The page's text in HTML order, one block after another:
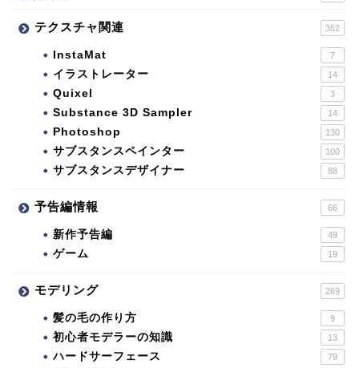
テクスチャ関連 362
InstaMat 7
イラストレーター 14
Quixel 3
Substance 3D Sampler 14
Photoshop 130
サブスタンスペインター 100
サブスタンスデザイナー 88
予告編情報 66
新作予告編 49
ゲーム 19
モデリング 269
髪の毛の作り方 9
初心者モデラーの知識 13
ハードサーフェース 79